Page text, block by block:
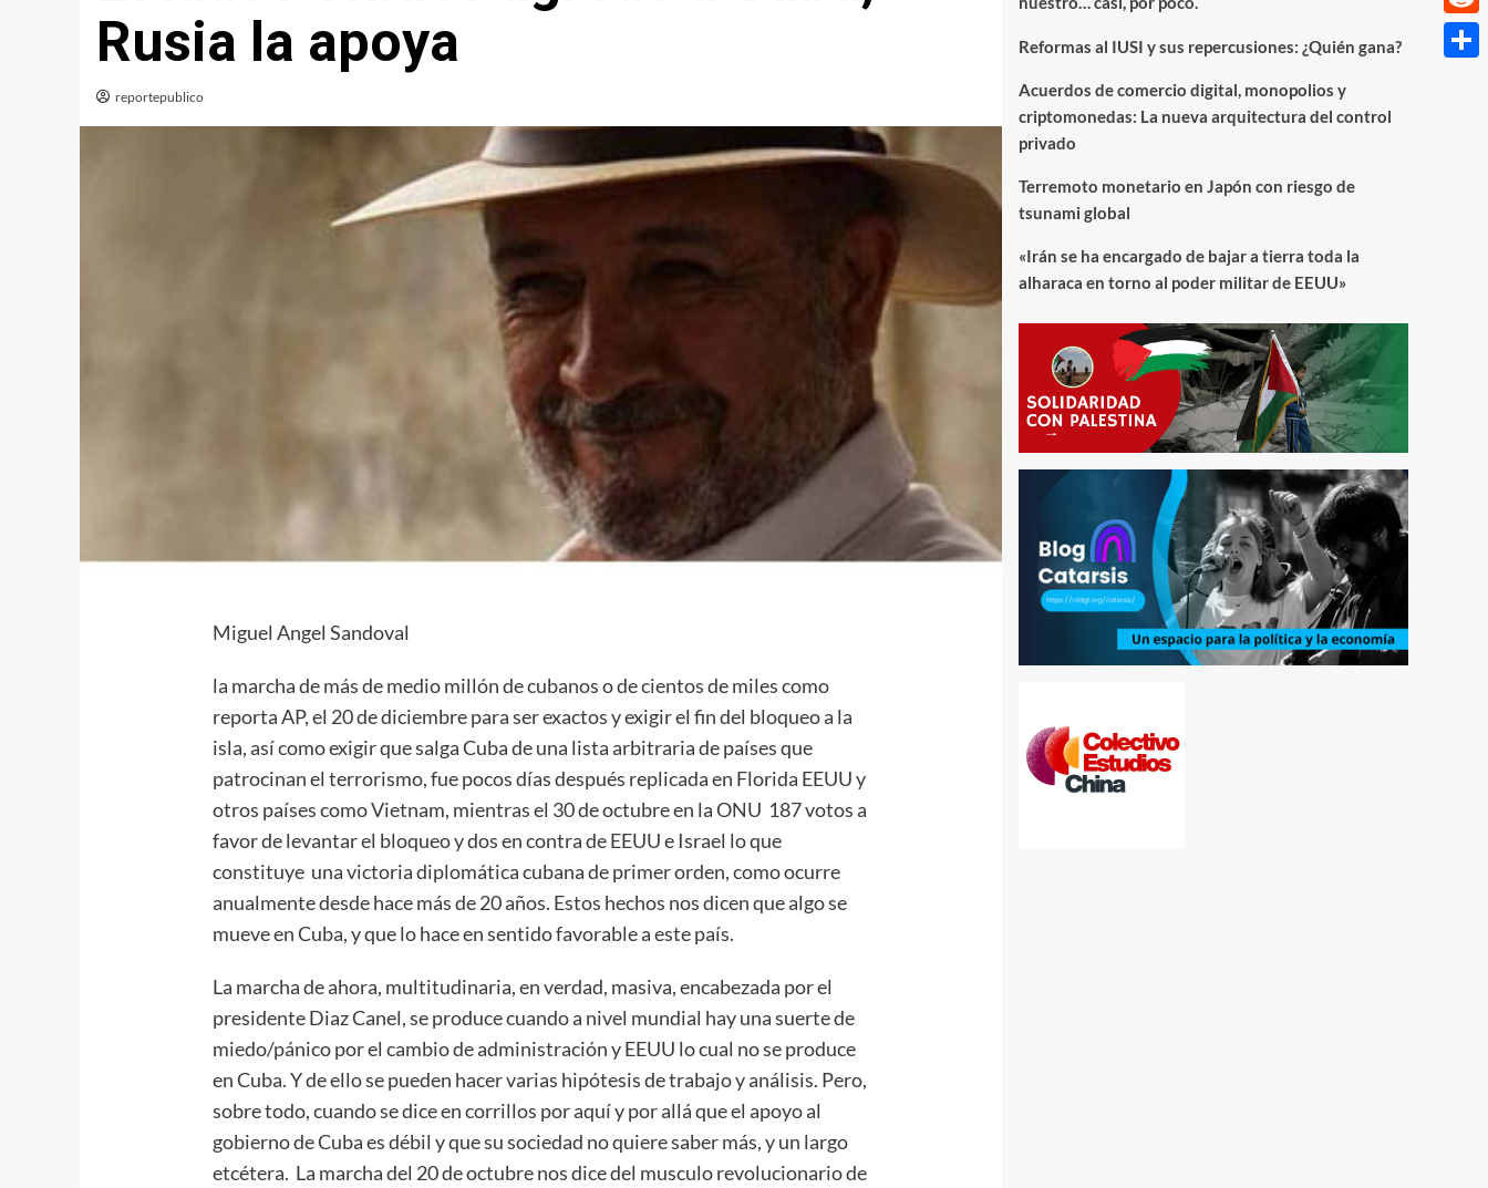
Rusia la apoya
reportepublico
Miguel Angel Sandoval
la marcha de más de medio millón de cubanos o de cientos de miles como
reporta AP, el 20 de diciembre para ser exactos y exigir el fin del bloqueo a la
isla, así como exigir que salga Cuba de una lista arbitraria de países que
patrocinan el terrorismo, fue pocos días después replicada en Florida EEUU y
otros países como Vietnam, mientras el 30 de octubre en la ONU 187 votos a
favor de levantar el bloqueo y dos en contra de EEUU e Israel lo que
constituye una victoria diplomática cubana de primer orden, como ocurre
anualmente desde hace más de 20 años. Estos hechos nos dicen que algo se
mueve en Cuba, y que lo hace en sentido favorable a este país.
La marcha de ahora, multitudinaria, en verdad, masiva, encabezada por el
presidente Diaz Canel, se produce cuando a nivel mundial hay una suerte de
miedo/pánico por el cambio de administración y EEUU lo cual no se produce
en Cuba. Y de ello se pueden hacer varias hipótesis de trabajo y análisis. Pero,
sobre todo, cuando se dice en corrillos por aquí y por allá que el apoyo al
gobierno de Cuba es débil y que su sociedad no quiere saber más, y un largo
etcétera. La marcha del 20 de octubre nos dice del musculo revolucionario de
Reformas al IUSI y sus repercusiones: ¿Quién gana?
Acuerdos de comercio digital, monopolios y
criptomonedas: La nueva arquitectura del control
privado
Terremoto monetario en Japón con riesgo de
tsunami global
«Irán se ha encargado de bajar a tierra toda la
alharaca en torno al poder militar de EEUU»